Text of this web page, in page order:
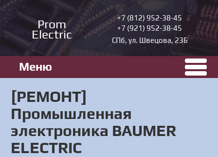
Prom
Electric
+7 (812) 952-38-45
+7 (921) 952-38-45
СПб, ул. Швецова, 23Б
Меню
[РЕМОНТ]
Промышленная
электроника BAUMER
ELECTRIC